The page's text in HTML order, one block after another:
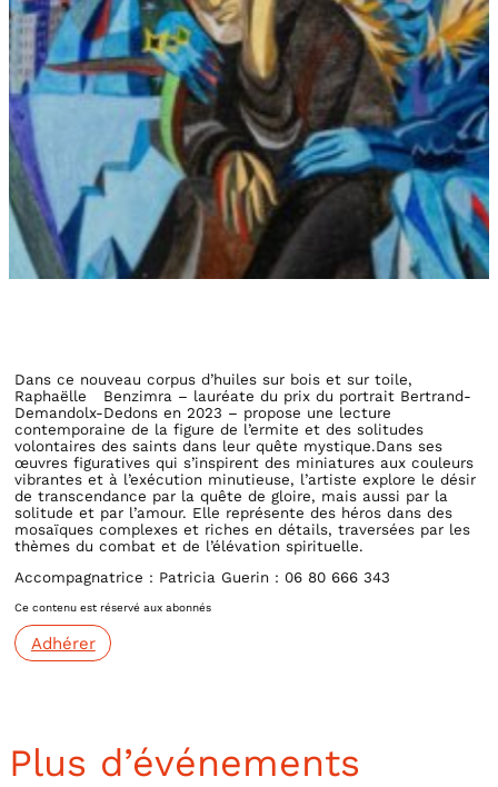
Dans ce nouveau corpus d’huiles sur bois et sur toile,
Raphaëlle Benzimra – lauréate du prix du portrait Bertrand-
Demandolx-Dedons en 2023 – propose une lecture
contemporaine de la figure de l’ermite et des solitudes
volontaires des saints dans leur quête mystique.Dans ses
œuvres figuratives qui s’inspirent des miniatures aux couleurs
vibrantes et à l’exécution minutieuse, l’artiste explore le désir
de transcendance par la quête de gloire, mais aussi par la
solitude et par l’amour. Elle représente des héros dans des
mosaïques complexes et riches en détails, traversées par les
thèmes du combat et de l’élévation spirituelle.
Accompagnatrice : Patricia Guerin : 06 80 666 343
Ce contenu est réservé aux abonnés
Adhérer
Plus d’événements